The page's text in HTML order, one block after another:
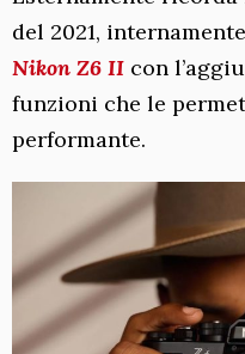
del 2021,
Nikon Z6 II con
funzioni che le
performante.